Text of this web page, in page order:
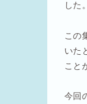
した。
この
いた
こと
今回